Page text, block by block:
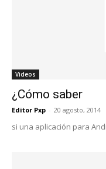
Videos
¿Cómo saber
Editor Pxp - 20 agosto, 2014
si una aplicación para